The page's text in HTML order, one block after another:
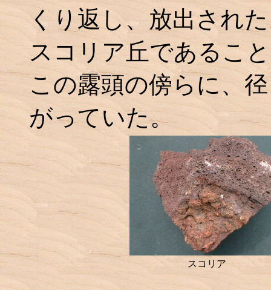
くり返し、放出され
スコリア丘であるこ
この露頭の傍らに、
がっていた。
スコリア